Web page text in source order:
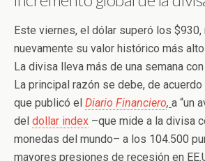
Este viernes, el dólar superó los $930,
nuevamente su valor histórico más
La divisa lleva más de una semana
La principal razón se debe, de
que publicó el Diario Financiero, a “un
del dollar index –que mide a la divisa
monedas del mundo– a los 104.500
mayores presiones de recesión en